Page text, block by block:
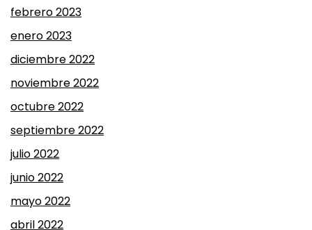
febrero 2023
enero 2023
diciembre 2022
noviembre 2022
octubre 2022
septiembre 2022
julio 2022
junio 2022
mayo 2022
abril 2022